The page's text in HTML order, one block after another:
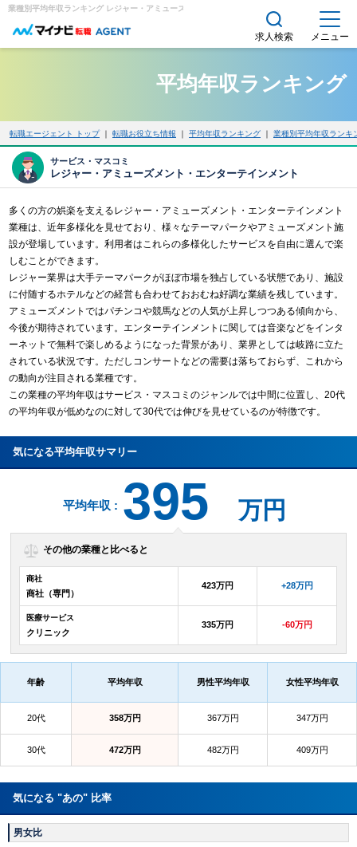
業種別平均年収ランキング レジャー・アミューズメント・エンターテインメント｜求人・転職エ
求人検索 メニュー
平均年収ランキング
転職エージェント トップ｜ 転職お役立ち情報 ｜ 平均年収ランキング ｜ 業種別平均年収ランキ
サービス・マスコミ
レジャー・アミューズメント・エンターテインメント
多くの方の娯楽を支えるレジャー・アミューズメント・エンターテインメント
業種は、近年多様化を見せており、様々なテーマパークやアミューズメント施
設が登場しています。利用者はこれらの多様化したサービスを自由に選んで楽
しむことができます。
レジャー業界は大手テーマパークがほぼ市場を独占している状態であり、施設
に付随するホテルなどの経営も合わせておおむね好調な業績を残しています。
アミューズメントではパチンコや競馬などの人気が上昇しつつある傾向から、
今後が期待されています。エンターテインメントに関しては音楽などをインタ
ーネットで無料で楽しめるようになった背景があり、業界としては岐路に立た
されている状況です。ただしコンサートなどの需要は落ちておらず、これから
の動向が注目される業種です。
この業種の平均年収はサービス・マスコミのジャンルでは中間に位置し、20代
の平均年収が低めなのに対して30代では伸びを見せているのが特徴です。
気になる平均年収サマリー
平均年収 : 395 万円
その他の業種と比べると
商社
商社（専門）
423万円 +28万円
医療サービス
クリニック
335万円 -60万円
年齢 平均年収 男性平均年収 女性平均年収
20代 358万円 367万円 347万円
30代 472万円 482万円 409万円
気になる "あの" 比率
男女比